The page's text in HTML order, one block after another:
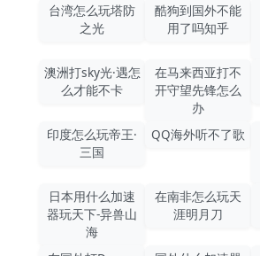
台湾怎么玩塔防
之光
酷狗到国外不能
用了吗知乎
澳洲打sky光·遇怎
么才能不卡
在马来西亚打不
开守望先锋怎么
办
印度怎么玩帝王·
三国
QQ海外听不了歌
日本用什么加速
器玩天下-异兽山
海
在南非怎么玩天
涯明月刀